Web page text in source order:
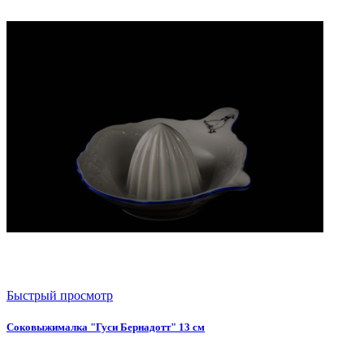
Быстрый просмотр
Соковыжималка "Гуси Бернадотт" 13 см